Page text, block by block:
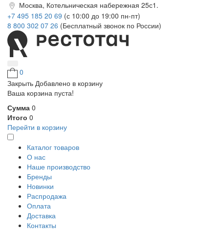
Москва, Котельническая набережная 25с1.
+7 495 185 20 69 (с 10:00 до 19:00 пн-пт)
8 800 302 07 26 (Бесплатный звонок по России)
0
Закрыть Добавлено в корзину
Ваша корзина пуста!
Сумма 0
Итого 0
Перейти в корзину
Каталог товаров
О нас
Наше производство
Бренды
Новинки
Распродажа
Оплата
Доставка
Контакты